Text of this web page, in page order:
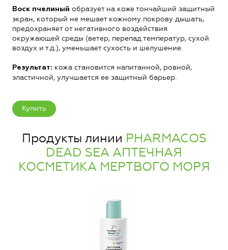
Воск пчелиный образует на коже тончайший защитный
экран, который не мешает кожному покрову дышать,
предохраняет от негативного воздействия
окружающей среды (ветер, перепад температур, сухой
воздух и т.д.), уменьшает сухость и шелушение.
Результат: кожа становится напитанной, ровной,
эластичной, улучшается ее защитный барьер.
Купить
Продукты линии PHARMACOS
DEAD SEA АПТЕЧНАЯ
КОСМЕТИКА МЕРТВОГО МОРЯ